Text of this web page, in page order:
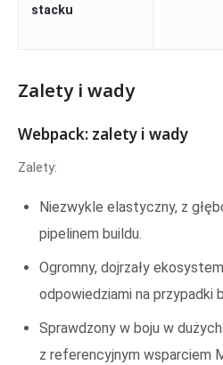
stacku
Zalety i wady
Webpack: zalety i wady
Zalety:
Niezwykle elastyczny, z
pipelinem buildu.
Ogromny, dojrzały
odpowiedziami na przypadki
Sprawdzony w boju w
z referencyjnym wsparciem